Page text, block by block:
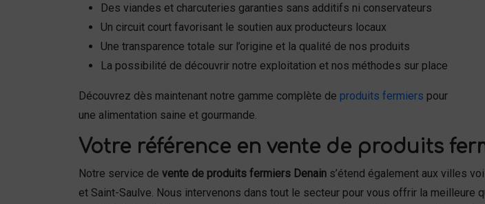
Des viandes et charcuteries garanties sans additifs ni conservateurs
Un circuit court favorisant le soutien aux producteurs locaux
Une transparence totale sur l’origine et la qualité de nos produits
La possibilité de découvrir notre exploitation et nos méthodes sur place
Découvrez dès maintenant notre gamme complète de produits fermiers pour
une alimentation saine et gourmande.
Votre référence en vente de produits
Notre service de vente de produits fermiers Denain s’étend également aux villes
et Saint-Saulve. Nous intervenons dans tout le secteur pour vous offrir la meilleure